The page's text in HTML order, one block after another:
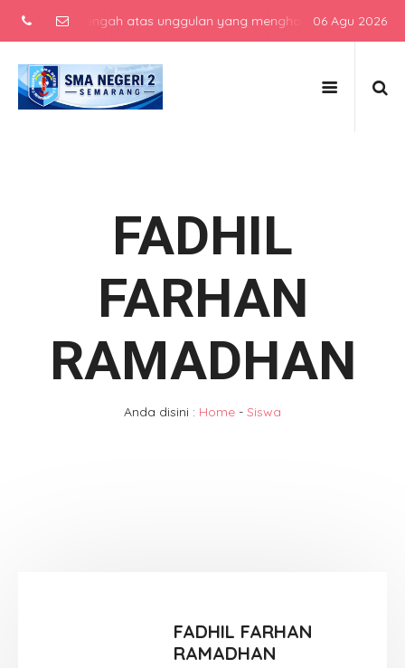
menengah atas unggulan yang menghasilkan lulusan
06 Agu 2026
FADHIL
FARHAN
RAMADHAN
Anda disini : Home - Siswa
FADHIL FARHAN
RAMADHAN